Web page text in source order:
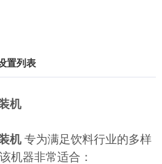
置列表
机
机专为满足饮料行业的多样
机器非常适合：